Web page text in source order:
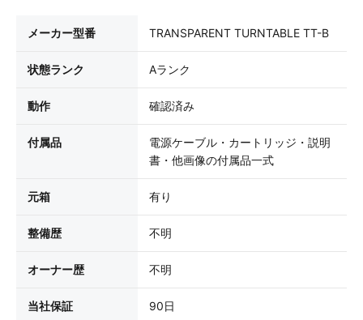
メーカー型番 TRANSPARENT TURNTABLE TT-B
状態ランク Aランク
動作 確認済み
付属品
電源ケーブル・カートリッジ・説明
書・他画像の付属品一式
元箱 有り
整備歴 不明
オーナー歴 不明
当社保証 90日